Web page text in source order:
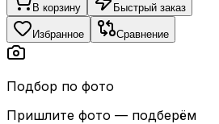
В корзину Быстрый заказ
Избранное Сравнение
Подбор по фото
Пришлите фото — подберём